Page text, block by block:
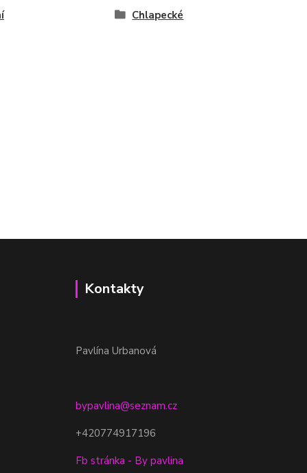
Chlapecké
Kontakty
Pavlína Urbanová
bypavlina@seznam.cz
+420774917196
Fb stránka - By pavlina